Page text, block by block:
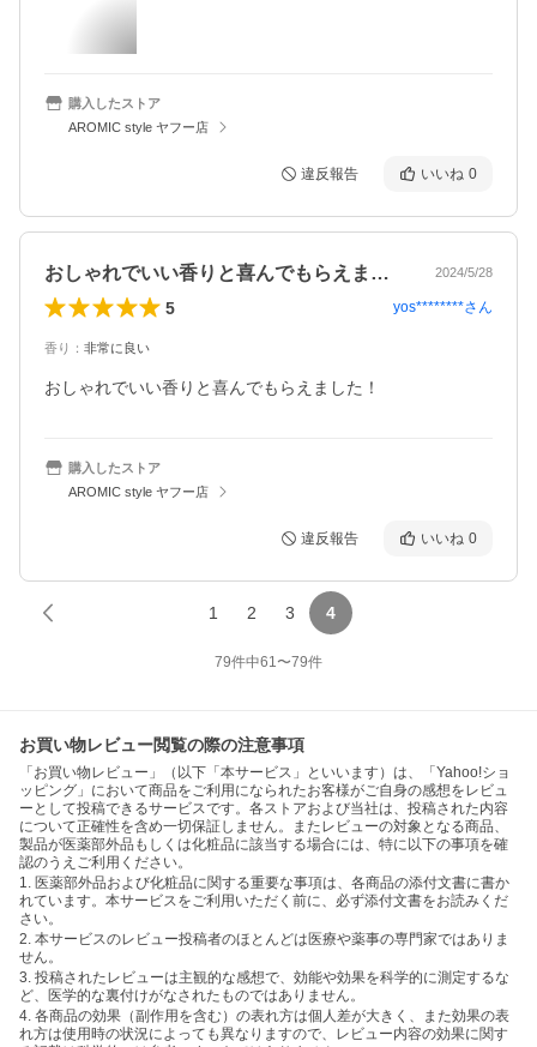
購入したストア
AROMIC style ヤフー店
違反報告 いいね 0
おしゃれでいい香りと喜んでもらえました… 2024/5/28
5 yos********さん
香り ： 非常に良い
おしゃれでいい香りと喜んでもらえました！
購入したストア
AROMIC style ヤフー店
違反報告 いいね 0
1 2 3 4
79件中61〜79件
お買い物レビュー閲覧の際の注意事項
「お買い物レビュー」（以下「本サービス」といいます）は、「Yahoo!ショ
ッピング」において商品をご利用になられたお客様がご自身の感想をレビュ
ーとして投稿できるサービスです。各ストアおよび当社は、投稿された内容
について正確性を含め一切保証しません。またレビューの対象となる商品、
製品が医薬部外品もしくは化粧品に該当する場合には、特に以下の事項を確
認のうえご利用ください。
1. 医薬部外品および化粧品に関する重要な事項は、各商品の添付文書に書か
れています。本サービスをご利用いただく前に、必ず添付文書をお読みくだ
さい。
2. 本サービスのレビュー投稿者のほとんどは医療や薬事の専門家ではありま
せん。
3. 投稿されたレビューは主観的な感想で、効能や効果を科学的に測定するな
ど、医学的な裏付けがなされたものではありません。
4. 各商品の効果（副作用を含む）の表れ方は個人差が大きく、また効果の表
れ方は使用時の状況によっても異なりますので、レビュー内容の効果に関す